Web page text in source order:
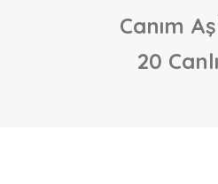
Canım
20